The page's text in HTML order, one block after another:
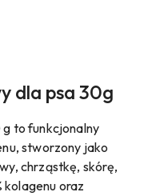
dla psa 30g
to funkcjonalny
stworzony jako
chrząstkę, skórę,
kolagenu oraz